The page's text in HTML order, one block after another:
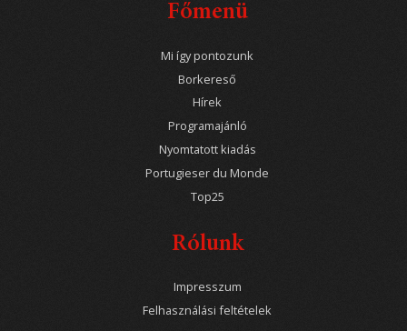
Főmenü
Mi így pontozunk
Borkereső
Hírek
Programajánló
Nyomtatott kiadás
Portugieser du Monde
Top25
Rólunk
Impresszum
Felhasználási feltételek